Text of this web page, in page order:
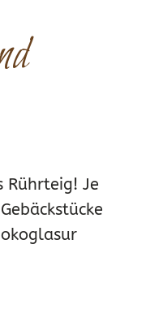
Rührteig! Je